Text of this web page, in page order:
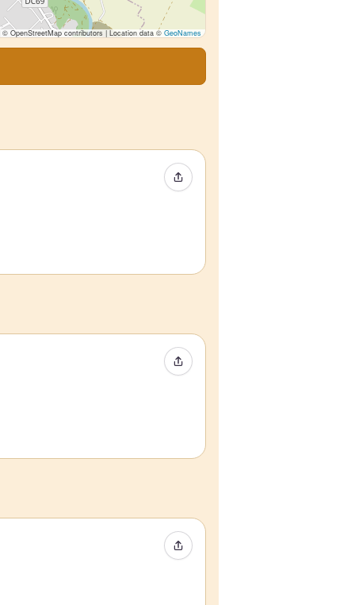
© OpenStreetMap contributors | Location data ©GeoNames
Event teilen
Event teilen
Event teilen